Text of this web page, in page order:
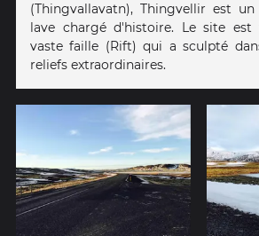
(Thingvallavatn), Thingvellir est
lave chargé d'histoire. Le site est
vaste faille (Rift) qui a sculpté
reliefs extraordinaires.